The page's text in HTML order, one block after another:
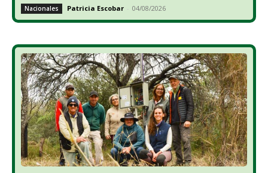
Nacionales Patricia Escobar - 04/08/2026